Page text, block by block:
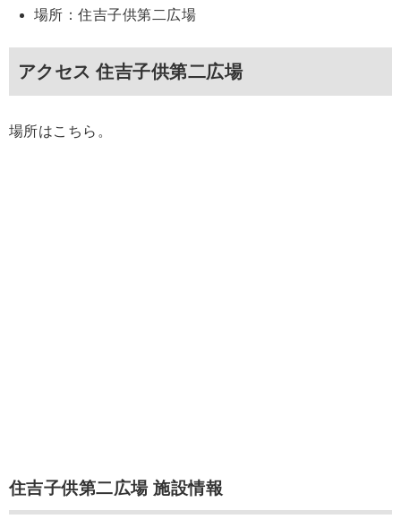
場所：住吉子供第二広場
アクセス 住吉子供第二広場
場所はこちら。
住吉子供第二広場 施設情報